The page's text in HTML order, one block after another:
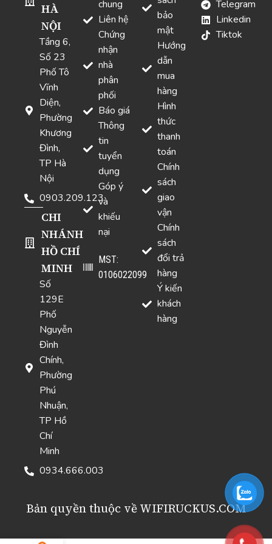
HÀ
NỘI
Tầng 6,
Số 23
Phố Tô
Vĩnh
Diện,
Phường
Khương
Đình,
TP Hà
Nội
0903.209.123
CHI
NHÁNH
HỒ CHÍ
MINH
Số
129E
Phố
Nguyễn
Đình
Chính,
Phường
Phú
Nhuận,
TP Hồ
Chí
Minh
0934.666.003
chung
Liên hệ
Chứng
nhận
nhà
phân
phối
Báo giá
Thông
tin
tuyển
dụng
Góp ý
và
khiếu
nại
MST:
0106022099
bảo
mật
Hướng
dẫn
mua
hàng
Hình
thức
thanh
toán
Chính
sách
giao
vận
Chính
sách
đổi trả
hàng
Ý kiến
khách
hàng
Telegram
Linkedin
Tiktok
Bản quyền thuộc về WIFIRUCKUS.COM